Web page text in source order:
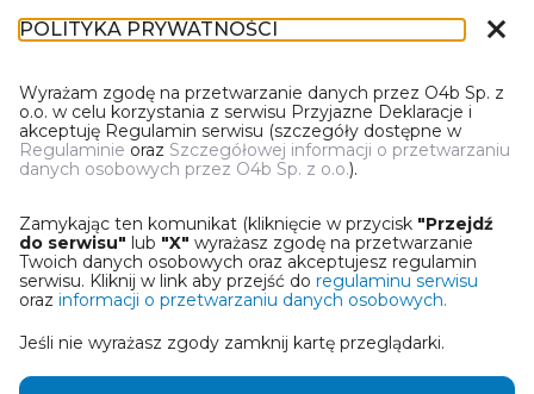
WYBIERZ JEDNĄ Z OPCJI
Utwórz informację z wykorzystaniem kreatora online
Przywróć ostatnią informację
Wczytaj informację z pliku roboczego DEK
POLITYKA PRYWATNOŚCI close
Wyrażam zgodę na przetwarzanie danych przez O4b Sp. z
o.o. w celu korzystania z serwisu Przyjazne Deklaracje i
akceptuję Regulamin serwisu (szczegóły dostępne w
Regulaminie oraz Szczegółowej informacji o przetwarzaniu
danych osobowych przez O4b Sp. z o.o.).
Zamykając ten komunikat (kliknięcie w przycisk "Przejdź
do serwisu" lub "X" wyrażasz zgodę na przetwarzanie
Twoich danych osobowych oraz akceptujesz regulamin
serwisu. Kliknij w link aby przejść do regulaminu serwisu
oraz informacji o przetwarzaniu danych osobowych.
Jeśli nie wyrażasz zgody zamknij kartę przeglądarki.